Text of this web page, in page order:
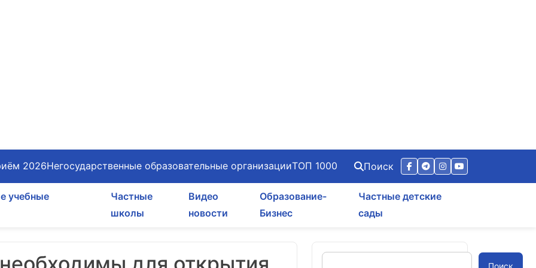
2026Негосударственные образовательные организацииТОП 1000 Поиск
учебные
Частные
школы
Видео
новости
Образование-
Бизнес
Частные детские
сады
Поиск